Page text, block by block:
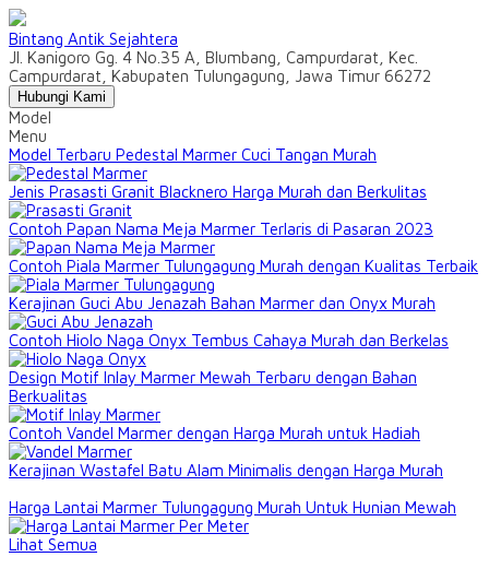
Bintang Antik Sejahtera
Jl. Kanigoro Gg. 4 No.35 A, Blumbang, Campurdarat, Kec.
Campurdarat, Kabupaten Tulungagung, Jawa Timur 66272
Hubungi Kami
Model
Menu
Model Terbaru Pedestal Marmer Cuci Tangan Murah
Jenis Prasasti Granit Blacknero Harga Murah dan Berkulitas
Contoh Papan Nama Meja Marmer Terlaris di Pasaran 2023
Contoh Piala Marmer Tulungagung Murah dengan Kualitas Terbaik
Kerajinan Guci Abu Jenazah Bahan Marmer dan Onyx Murah
Contoh Hiolo Naga Onyx Tembus Cahaya Murah dan Berkelas
Design Motif Inlay Marmer Mewah Terbaru dengan Bahan
Berkualitas
Contoh Vandel Marmer dengan Harga Murah untuk Hadiah
Kerajinan Wastafel Batu Alam Minimalis dengan Harga Murah
Harga Lantai Marmer Tulungagung Murah Untuk Hunian Mewah
Lihat Semua